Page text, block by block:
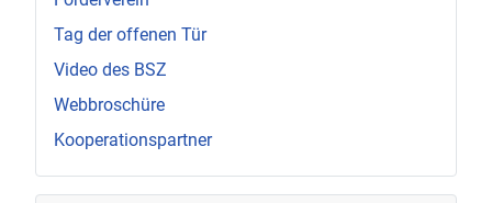
Tag der offenen Tür
Video des BSZ
Webbroschüre
Kooperationspartner